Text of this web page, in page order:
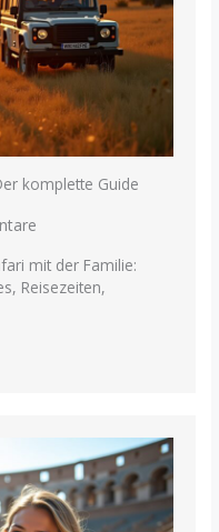
komplette Guide
mit der Familie:
Reisezeiten,